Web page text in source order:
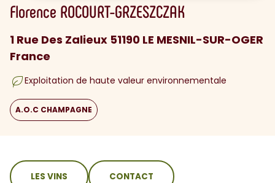
Florence ROCOURT-GRZESZCZAK
1 Rue Des Zalieux 51190 LE MESNIL-SUR-OGER
France
Exploitation de haute valeur environnementale
A.O.C CHAMPAGNE
sommaire
LES VINS CONTACT